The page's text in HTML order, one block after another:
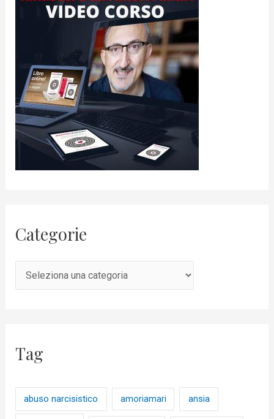
Categorie
Tag
abuso narcisistico amoriamari ansia